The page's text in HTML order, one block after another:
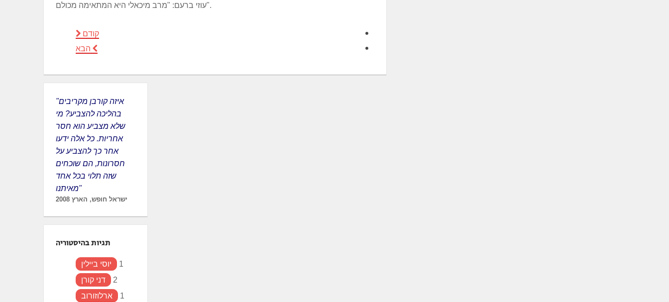
עוזי ברעם: "מרב מיכאלי היא המתאימה מכולם".
קודם
הבא
"איזה קורבן מקריבים
בהליכה להצביע? מי
שלא מצביע הוא חסר
אחריות. כל אלה ידעו
אחר כך להצביע על
חסרונות, הם שוכחים
שזה תלוי בכל אחד
מאיתנו"
ישראל חופש, הארץ 2008
תגיות בהיסטוריה
יוסי ביילין
1
דני קורן
2
ארלוזורוב
1